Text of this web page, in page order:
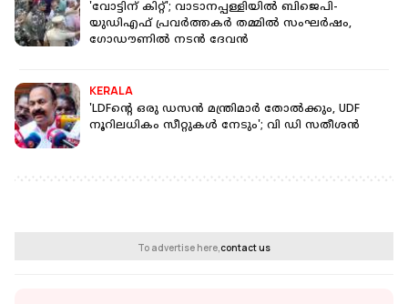
'വോട്ടിന് കിറ്റ്'; വാടാനപ്പള്ളിയില്‍ ബിജെപി-
യുഡിഎഫ് പ്രവര്‍ത്തകര്‍ തമ്മില്‍ സംഘര്‍ഷം,
ഗോഡൗണില്‍ നടന്‍ ദേവന്‍
KERALA
'LDFന്റെ ഒരു ഡസൻ മന്ത്രിമാർ തോൽക്കും, UDF
നൂറിലധികം സീറ്റുകൾ നേടും'; വി ഡി സതീശൻ
To advertise here,contact us